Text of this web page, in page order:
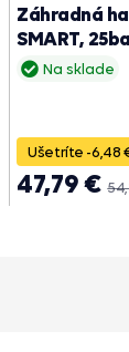
Na sklade
Záhradná
SMART,
Ušetríte -6,48
47,79 €